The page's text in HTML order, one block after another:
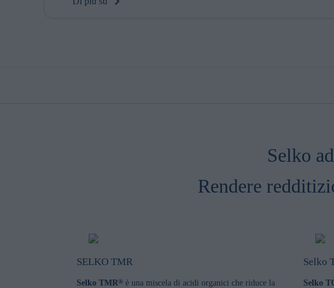
Selko
Rendere
SELKO TMR
Selko TMR® è una miscela di acidi organici che riduce la
Selko
Selko